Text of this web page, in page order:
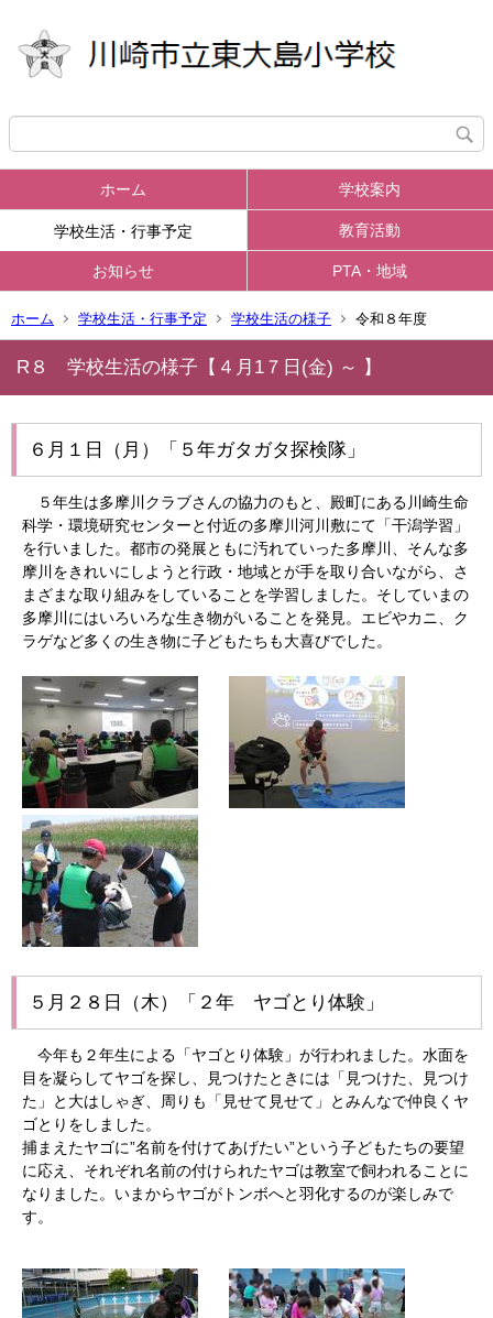
ホーム 学校案内
学校生活・行事予定 教育活動
お知らせ PTA・地域
ホーム 学校生活・行事予定 学校生活の様子 令和８年度
R８ 学校生活の様子【４月1７日(金) ～ 】
６月１日（月）「５年ガタガタ探検隊」
５年生は多摩川クラブさんの協力のもと、殿町にある川崎生命
科学・環境研究センターと付近の多摩川河川敷にて「干潟学習」
を行いました。都市の発展ともに汚れていった多摩川、そんな多
摩川をきれいにしようと行政・地域とが手を取り合いながら、さ
まざまな取り組みをしていることを学習しました。そしていまの
多摩川にはいろいろな生き物がいることを発見。エビやカニ、ク
ラゲなど多くの生き物に子どもたちも大喜びでした。
５月２８日（木）「２年 ヤゴとり体験」
今年も２年生による「ヤゴとり体験」が行われました。水面を
目を凝らしてヤゴを探し、見つけたときには「見つけた、見つけ
た」と大はしゃぎ、周りも「見せて見せて」とみんなで仲良くヤ
ゴとりをしました。
捕まえたヤゴに”名前を付けてあげたい”という子どもたちの要望
に応え、それぞれ名前の付けられたヤゴは教室で飼われることに
なりました。いまからヤゴがトンボへと羽化するのが楽しみで
す。